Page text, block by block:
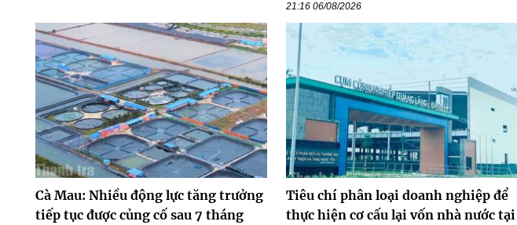
21:16 06/08/2026
Cà Mau: Nhiều động lực tăng trưởng
tiếp tục được củng cố sau 7 tháng
Tiêu chí phân loại doanh nghiệp để
thực hiện cơ cấu lại vốn nhà nước tại